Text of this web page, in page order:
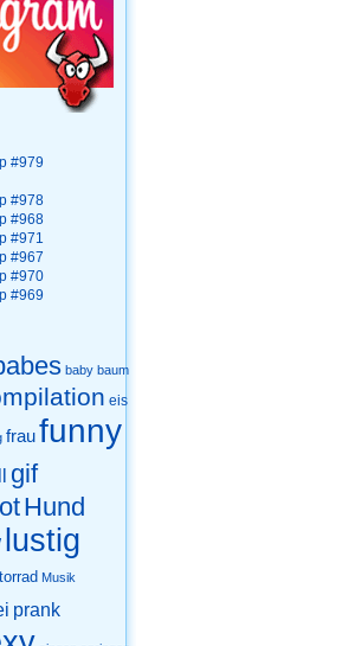
#979
#978
#968
#971
#967
#970
#969
baby baum
eis
fraufunny
gif
Hund
lustig
Musik
prank